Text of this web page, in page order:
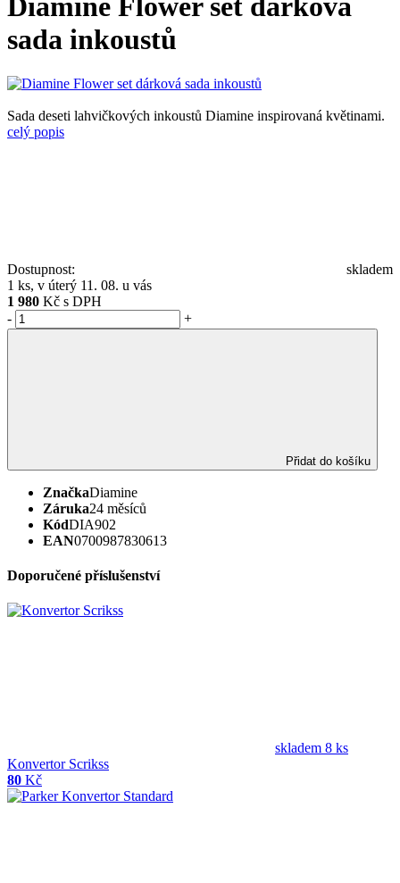
Diamine Flower set dárková
sada inkoustů
Sada deseti lahvičkových inkoustů Diamine inspirovaná květinami.
celý popis
Dostupnost:
skladem
1 ks, v úterý 11. 08. u vás
1 980 Kč s DPH
-
+
Přidat do košíku
ZnačkaDiamine
Záruka24 měsíců
KódDIA902
EAN0700987830613
Doporučené příslušenství
skladem 8 ks
Konvertor Scrikss
80 Kč